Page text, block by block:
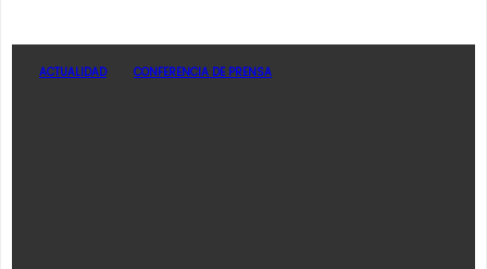
ACTUALIDAD CONFERENCIA DE PRENSA